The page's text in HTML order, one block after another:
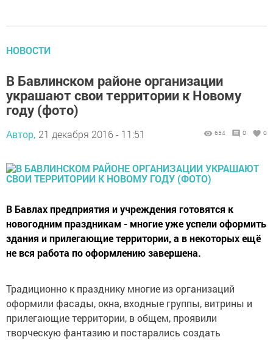
НОВОСТИ
В Бавлинском районе организации
украшают свои территории к Новому
году (фото)
Автор, 21 декабря 2016 - 11:51 654 0 0
В Бавлах предприятия и учреждения готовятся к
новогодним праздникам - многие уже успели оформить
здания и прилегающие территории, а в некоторых ещё
не вся работа по оформлению завершена.
Традиционно к празднику многие из организаций
оформили фасады, окна, входные группы, витрины и
прилегающие территории, в общем, проявили
творческую фантазию и постарались создать